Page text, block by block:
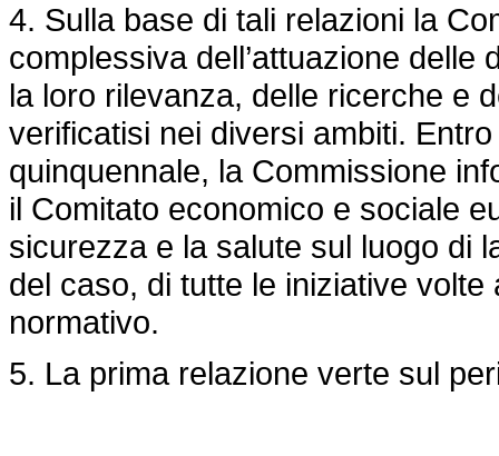
4. Sulla base di tali relazioni la
complessiva dell’attuazione
la loro rilevanza, delle ricerche e
verificatisi nei diversi ambiti.
quinquennale, la Commissione
il Comitato economico e sociale
sicurezza e la salute sul luogo di
del caso, di tutte le iniziative
normativo.
5. La prima relazione verte sul